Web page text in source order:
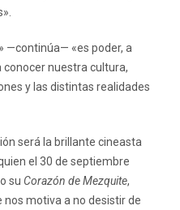
—continúa— «es poder, a
conocer nuestra cultura,
y las distintas realidades
será la brillante cineasta
el 30 de septiembre
su Corazón de Mezquite,
nos motiva a no desistir de